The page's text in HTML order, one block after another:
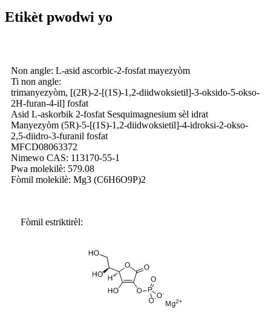
Etikèt pwodwi yo
Non angle: L-asid ascorbic-2-fosfat mayezyòm
Ti non angle:
trimanyezyòm, [(2R)-2-[(1S)-1,2-diidwoksietil]-3-oksido-5-okso-
2H-furan-4-il] fosfat
Asid L-askorbik 2-fosfat Sesquimagnesium sèl idrat
Manyezyòm (5R)-5-[(1S)-1,2-diidwoksietil]-4-idroksi-2-okso-
2,5-diidro-3-furanil fosfat
MFCD08063372
Nimewo CAS: 113170-55-1
Pwa molekilè: 579.08
Fòmil molekilè: Mg3 (C6H6O9P)2
Fòmil estriktirèl: